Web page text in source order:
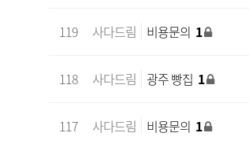
119 사다드림 비용문의 1
118 사다드림 광주 빵집 1
117 사다드림 비용문의 1